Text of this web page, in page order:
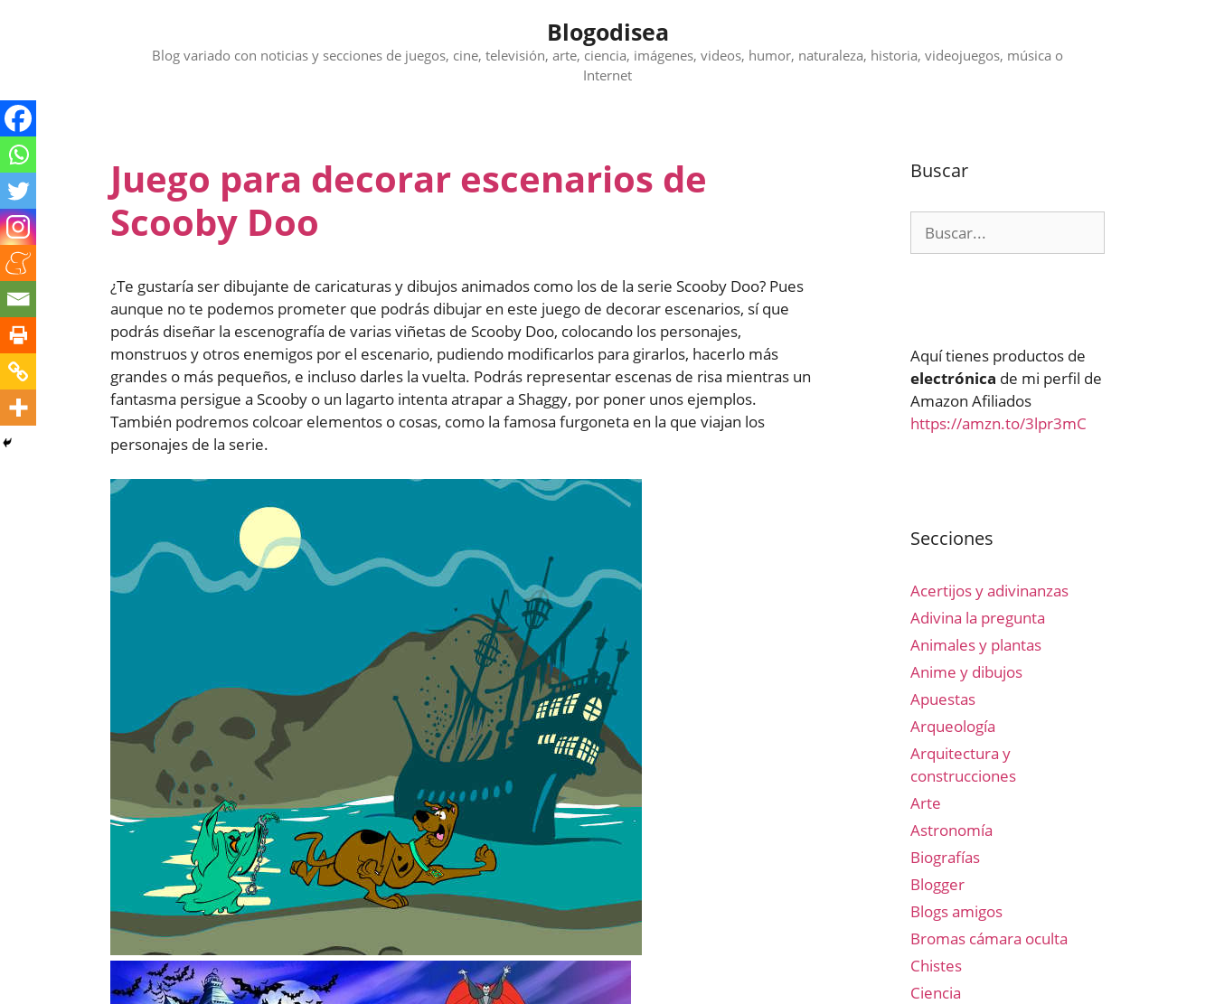
Blogodisea
Blog variado con noticias y secciones de juegos, cine, televisión, arte, ciencia, imágenes, videos, humor, naturaleza, historia, videojuegos, música o
Internet
Juego para decorar escenarios de
Scooby Doo
¿Te gustaría ser dibujante de caricaturas y dibujos animados como los de la serie Scooby Doo? Pues
aunque no te podemos prometer que podrás dibujar en este juego de decorar escenarios, sí que
podrás diseñar la escenografía de varias viñetas de Scooby Doo, colocando los personajes,
monstruos y otros enemigos por el escenario, pudiendo modificarlos para girarlos, hacerlo más
grandes o más pequeños, e incluso darles la vuelta. Podrás representar escenas de risa mientras un
fantasma persigue a Scooby o un lagarto intenta atrapar a Shaggy, por poner unos ejemplos.
También podremos colcoar elementos o cosas, como la famosa furgoneta en la que viajan los
personajes de la serie.
Buscar
Aquí tienes productos de
electrónica de mi perfil de
Amazon Afiliados
https://amzn.to/3lpr3mC
Secciones
Acertijos y adivinanzas
Adivina la pregunta
Animales y plantas
Anime y dibujos
Apuestas
Arqueología
Arquitectura y
construcciones
Arte
Astronomía
Biografías
Blogger
Blogs amigos
Bromas cámara oculta
Chistes
Ciencia